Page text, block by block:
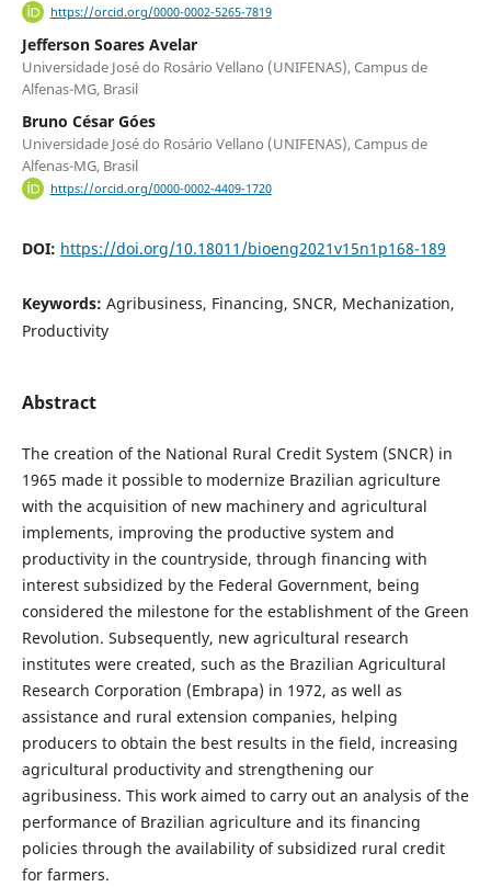
https://orcid.org/0000-0002-5265-7819
Jefferson Soares Avelar
Universidade José do Rosário Vellano (UNIFENAS), Campus de
Alfenas-MG, Brasil
Bruno César Góes
Universidade José do Rosário Vellano (UNIFENAS), Campus de
Alfenas-MG, Brasil
https://orcid.org/0000-0002-4409-1720
DOI: https://doi.org/10.18011/bioeng2021v15n1p168-189
Keywords: Agribusiness, Financing, SNCR, Mechanization,
Productivity
Abstract
The creation of the National Rural Credit System (SNCR) in
1965 made it possible to modernize Brazilian agriculture
with the acquisition of new machinery and agricultural
implements, improving the productive system and
productivity in the countryside, through financing with
interest subsidized by the Federal Government, being
considered the milestone for the establishment of the Green
Revolution. Subsequently, new agricultural research
institutes were created, such as the Brazilian Agricultural
Research Corporation (Embrapa) in 1972, as well as
assistance and rural extension companies, helping
producers to obtain the best results in the field, increasing
agricultural productivity and strengthening our
agribusiness. This work aimed to carry out an analysis of the
performance of Brazilian agriculture and its financing
policies through the availability of subsidized rural credit
for farmers.